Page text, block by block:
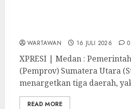
WARTAWAN 16 JULI 2026 0
XPRESI | Medan :
(Pemprov) Sumatera Utara
menargetkan tiga daerah,
READ MORE